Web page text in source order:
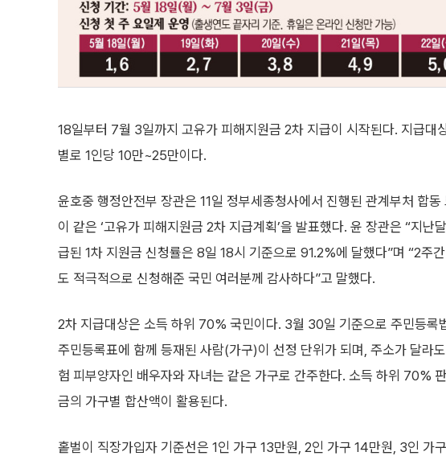
18일부터 7월 3일까지 고유가 피해지원금 2차 지급이 시작된다. 지급대
별로 1인당 10만~25만이다.
윤호중 행정안전부 장관은 11일 정부세종청사에서 진행된 관계부처 합동
이 같은 ‘고유가 피해지원금 2차 지급계획’을 발표했다. 윤 장관은 “지난
급된 1차 지원금 신청률은 8일 18시 기준으로 91.2%에 달했다”며 “2주간
도 적극적으로 신청해준 국민 여러분께 감사하다”고 말했다.
2차 지급대상은 소득 하위 70% 국민이다. 3월 30일 기준으로 주민등록
주민등록표에 함께 등재된 사람(가구)이 선정 단위가 되며, 주소가 달라
험 피부양자인 배우자와 자녀는 같은 가구로 간주한다. 소득 하위 70%
금의 가구별 합산액이 활용된다.
홑벌이 직장가입자 기준선은 1인 가구 13만원, 2인 가구 14만원, 3인